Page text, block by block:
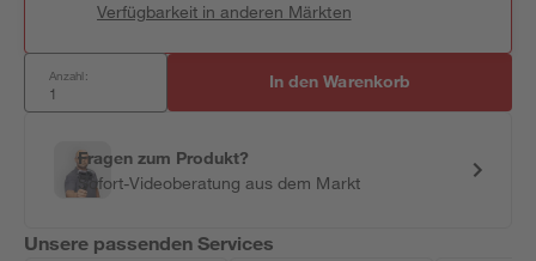
Verfügbarkeit in anderen Märkten
Anzahl: In den Warenkorb
Fragen zum Produkt?
Sofort-Videoberatung aus dem Markt
Unsere passenden Services